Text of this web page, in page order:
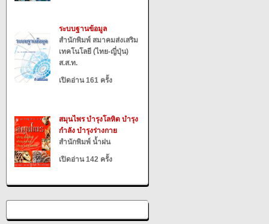
ระบบฐานข้อมูล
สำนักพิมพ์ สมาคมส่งเสริม
เทคโนโลยี (ไทย-ญี่ปุ่น)
ส.ส.ท.
เปิดอ่าน 161 ครั้ง
สมุนไพร บำรุงโลหิต บำรุง
กำลัง บำรุงร่างกาย
สำนักพิมพ์ น้ำฝน
เปิดอ่าน 142 ครั้ง